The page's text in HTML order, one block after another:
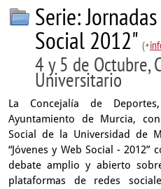
Serie:
Social 2012" (+
4 y 5 de Octubre,
Universitario
La Concejalía de
Ayuntamiento de Murcia,
Social de la Universidad de
“Jóvenes y Web Social -
debate amplio y abierto
plataformas de redes